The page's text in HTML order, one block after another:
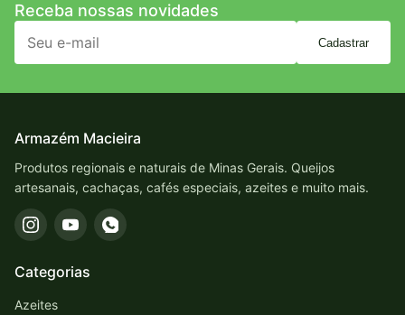
Receba nossas novidades
Cadastrar
Armazém Macieira
Produtos regionais e naturais de Minas Gerais. Queijos
artesanais, cachaças, cafés especiais, azeites e muito mais.
Categorias
Azeites